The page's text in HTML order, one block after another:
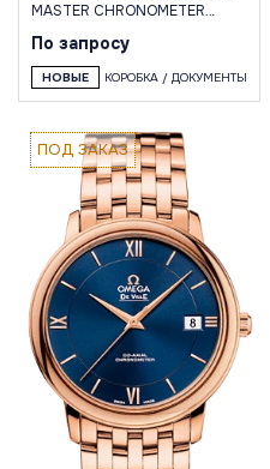
MASTER CHRONOMETER
По запросу
НОВЫЕ КОРОБКА / ДОКУМЕНТЫ
ПОД ЗАКАЗ